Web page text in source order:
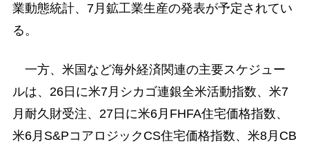
業動態統計、7月鉱工業生産の発表が予定されてい
る。
一方、米国など海外経済関連の主要スケジュー
ルは、26日に米7月シカゴ連銀全米活動指数、米7
月耐久財受注、27日に米6月FHFA住宅価格指数、
米6月S&PコアロジックCS住宅価格指数、米8月CB